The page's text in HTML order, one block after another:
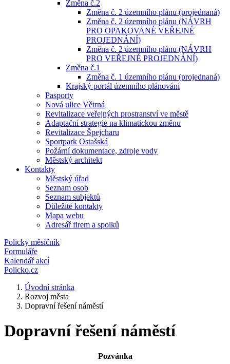
Změna č.2
Změna č. 2 územního plánu (projednaná)
Změna č. 2 územního plánu (NÁVRH
PRO OPAKOVANÉ VEŘEJNÉ
PROJEDNÁNÍ)
Změna č. 2 územního plánu (NÁVRH
PRO VEŘEJNÉ PROJEDNÁNÍ)
Změna č.1
Změna č. 1 územního plánu (projednaná)
Krajský portál územního plánování
Pasporty
Nová ulice Větrná
Revitalizace veřejných prostranství ve městě
Adaptační strategie na klimatickou změnu
Revitalizace Špejcharu
Sportpark Ostašská
Požární dokumentace, zdroje vody
Městský architekt
Kontakty
Městský úřad
Seznam osob
Seznam subjektů
Důležité kontakty
Mapa webu
Adresář firem a spolků
Polický měsíčník
Formuláře
Kalendář akcí
Policko.cz
Úvodní stránka
Rozvoj města
Dopravní řešení náměstí
Dopravní řešení náměstí
Pozvánka